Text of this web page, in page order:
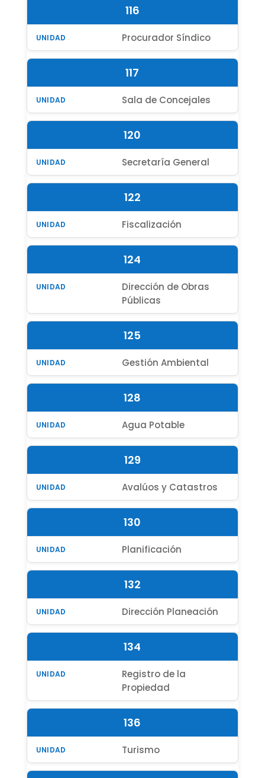
116
Procurador Síndico
117
Sala de Concejales
120
Secretaría General
122
Fiscalización
124
Dirección de Obras
Públicas
125
Gestión Ambiental
128
Agua Potable
129
Avalúos y Catastros
130
Planificación
132
Dirección Planeación
134
Registro de la
Propiedad
136
Turismo